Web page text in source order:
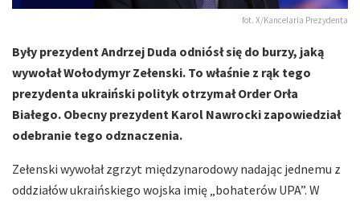
fot. X/Kancelaria Prezydenta
Były prezydent Andrzej Duda odniósł się do burzy, jaką
wywołał Wołodymyr Zełenski. To właśnie z rąk tego
prezydenta ukraiński polityk otrzymał Order Orła
Białego. Obecny prezydent Karol Nawrocki zapowiedział
odebranie tego odznaczenia.
Zełenski wywołał zgrzyt międzynarodowy nadając jednemu z
oddziałów ukraińskiego wojska imię „bohaterów UPA”. W